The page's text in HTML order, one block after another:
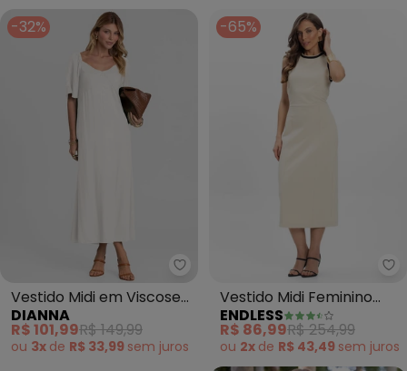
-32%
Dianna - Vestido Midi em
Vestido Midi em Viscose
com Manga Curta (Bege)
DIANNA
R$ 101,99R$ 149,99
ou 3x de R$ 33,99 sem juros
-65%
Vestido Midi Feminino
(Bege)
ENDLESS
R$ 86,99R$ 254,99
ou 2x de R$ 43,49 sem juros